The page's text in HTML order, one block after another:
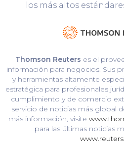
los más altos
Thomson Reuters es el
información para negocios. Sus
y herramientas altamente
estratégica para profesionales
cumplimiento y de comercio
servicio de noticias más global
más información, visite
para las últimas noticias